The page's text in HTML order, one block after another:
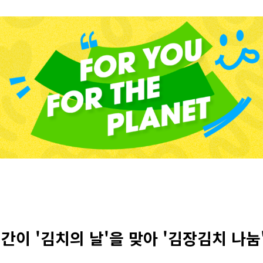
이 '김치의 날'을 맞아 '김장김치 나